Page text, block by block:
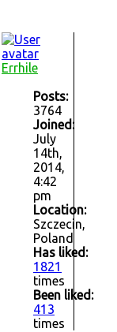
Errhile
Posts:
3764
Joined:
July
14th,
2014,
4:42
pm
Location:
Szczecin,
Poland
Has liked:
1821
times
Been liked:
413
times